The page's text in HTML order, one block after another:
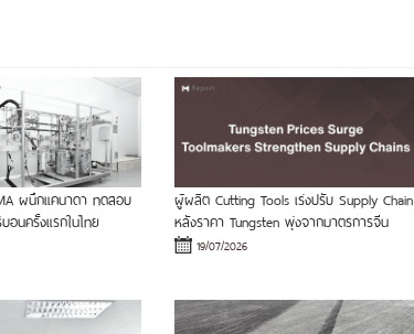
ผนึกแคนาดา ทดสอบ
อนครั้งแรกในไทย
ผู้ผลิต Cutting Tools เร่งปรับ Supply Chain
หลังราคา Tungsten พุ่งจากมาตรการจีน
19/07/2026